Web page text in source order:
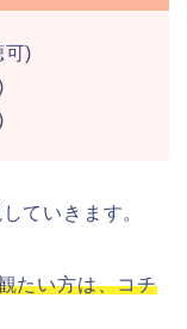
可)
ていきます。
たい方は、コチ